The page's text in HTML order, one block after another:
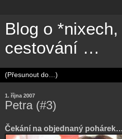
Blog o
cestování …
1. října 2007
Petra (#3)
Čekání na objednaný